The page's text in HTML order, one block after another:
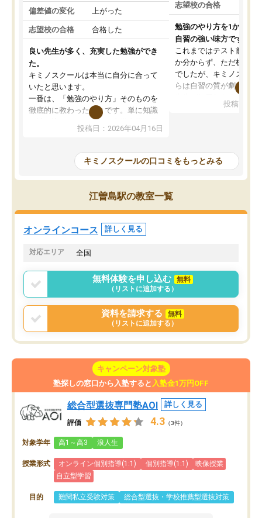
偏差値の変化 上がった
志望校の合格 合格した
良い先生が多く、充実した勉強ができ
た。
キミノスクールは本当に自分に合って
いたと思います。
一番は、「勉強のやり方」そのものを
徹底的に教わったことです。単に知識
を詰め込むのではなく、自学自習の習
慣が身につくよう並走してくれるの
はなくなりました。
講師の方との距離も近く、親身なコー
チングのおかげで、停滞期もモチベー
ションを維持できました。「やらされ
る勉強」から「目標のための勉強」へ
意識が変わったことが、目標校への合
投稿日：2026年04月16日
志望校の合格
勉強のやり方を1から教
自習の強い味方です。
これまではテスト前に何
か分からず、ただ机に座
でしたが、キミノスクー
らは自習の質が劇的に変
を明確にしてくれるの
の仕方をコーチングして
ルなので、家での学習習
身につきました。結果と
た。自分から学ぶ姿勢を
投稿日：
キミノスクールの口コミをもっとみる
江曽島駅の教室一覧
オンラインコース 詳しく見る
対応エリア 全国
無料体験を申し込む
無料
（リストに追加する）
資料を請求する
無料
（リストに追加する）
キャンペーン対象塾
塾探しの窓口から入塾すると 入塾金1万円OFF
総合型選抜専門塾AOI 詳しく見る
評価 4.3 （3件）
対象学年 高1～高3 浪人生
授業形式 オンライン個別指導(1:1) 個別指導(1:1)
映像授業
自立型学習
目的 難関私立受験対策 総合型選抜・学校推薦型選抜対策